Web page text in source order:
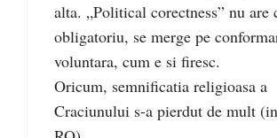
alta. „Political corectness” nu are
obligatoriu, se merge pe
voluntara, cum e si firesc.
Oricum, semnificatia religioasa a
Craciunului s-a pierdut de mult